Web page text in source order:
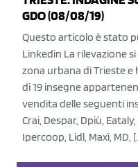
GDO (08/08/19)
Questo articolo è stato
Linkedin La rilevazione
zona urbana di Trieste
di 19 insegne
vendita delle seguenti
Crai, Despar, Dpiù,
Ipercoop, Lidl, Maxì, MD,